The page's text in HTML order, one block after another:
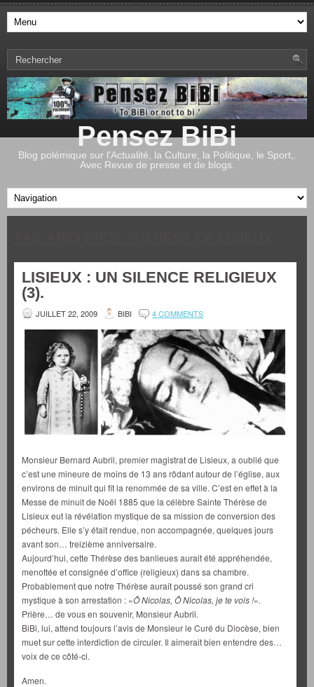
Pensez BiBi
Blog polémique sur l'Actualité, la Culture, la Politique, le Sport,.
Avec Revue de presse et de blogs.
LISIEUX : UN SILENCE RELIGIEUX
(3).
JUILLET 22, 2009 BIBI 4 COMMENTS
Monsieur Bernard Aubril, premier magistrat de Lisieux, a oublié que
c’est une mineure de moins de 13 ans rôdant autour de l’église, aux
environs de minuit qui fit la renommée de sa ville. C’est en effet à la
Messe de minuit de Noël 1885 que la célèbre Sainte Thérèse de
Lisieux eut la révélation mystique de sa mission de conversion des
pécheurs. Elle s’y était rendue, non accompagnée, quelques jours
avant son… treizième anniversaire.
Aujourd’hui, cette Thérèse des banlieues aurait été appréhendée,
menottée et consignée d’office (religieux) dans sa chambre.
Probablement que notre Thérèse aurait poussé son grand cri
mystique à son arrestation : «Ô Nicolas, Ô Nicolas, je te vois !».
Prière… de vous en souvenir, Monsieur Aubril.
BiBi, lui, attend toujours l’avis de Monsieur le Curé du Diocèse, bien
muet sur cette interdiction de circuler. Il aimerait bien entendre des…
voix de ce côté-ci.
Amen.